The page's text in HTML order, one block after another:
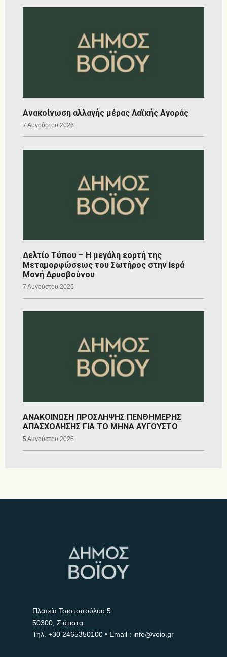
Ανακοίνωση αλλαγής μέρας Λαϊκής Αγοράς
7 Αυγούστου 2026
Δελτίο Τύπου – Η μεγάλη εορτή της
Μεταμορφώσεως του Σωτήρος στην Ιερά
Μονή Δρυοβούνου
7 Αυγούστου 2026
ΑΝΑΚΟΙΝΩΣΗ ΠΡΟΣΛΗΨΗΣ ΠΕΝΘΗΜΕΡΗΣ
ΑΠΑΣΧΟΛΗΣΗΣ ΓΙΑ ΤΟ ΜΗΝΑ ΑΥΓΟΥΣΤΟ
5 Αυγούστου 2026
Πλατεία Τσιστοπούλου 5
50300, Σιάτιστα
Τηλ. +30 2465350100 • Email : info@voio.gr